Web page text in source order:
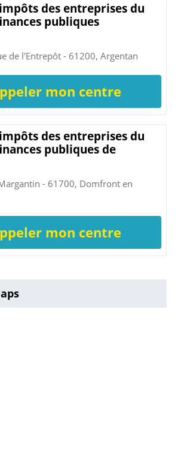
des entreprises du
publiques
de l'Entrepôt - 61200, Argentan
mon centre
des entreprises du
publiques de
- 61700, Domfront en
mon centre